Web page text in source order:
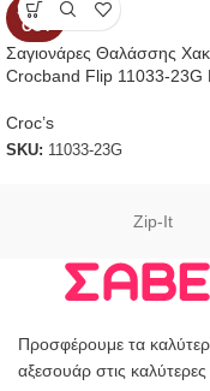
SOLD
OUT
Σαγιονάρες Θαλάσσης
Crocband Flip 11033-23G
Croc’s
SKU: 11033-23G
Zip-It
Προσφέρουμε τα
αξεσουάρ στις